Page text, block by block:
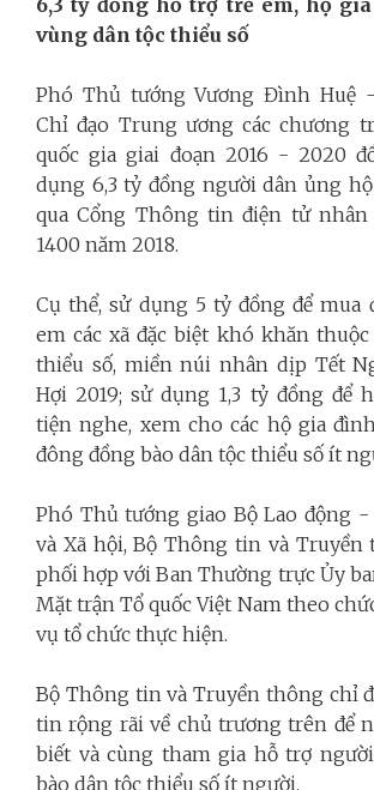
vùng dân tộc thiểu số
Phó Thủ tướng Vương Đình Huệ
Chỉ đạo Trung ương các chương
quốc gia giai đoạn 2016 - 2020
dụng 6,3 tỷ đồng người dân ủng
qua Cổng Thông tin điện tử nhân
1400 năm 2018.
Cụ thể, sử dụng 5 tỷ đồng để mua
em các xã đặc biệt khó khăn
thiểu số, miền núi nhân dịp Tết
Hợi 2019; sử dụng 1,3 tỷ đồng để
tiện nghe, xem cho các hộ gia
đông đồng bào dân tộc thiểu số ít
Phó Thủ tướng giao Bộ Lao động
và Xã hội, Bộ Thông tin và
phối hợp với Ban Thường trực Ủy
Mặt trận Tổ quốc Việt Nam theo
vụ tổ chức thực hiện.
Bộ Thông tin và Truyền thông chỉ
tin rộng rãi về chủ trương trên để
biết và cùng tham gia hỗ trợ
bào dân tộc thiểu số ít người.